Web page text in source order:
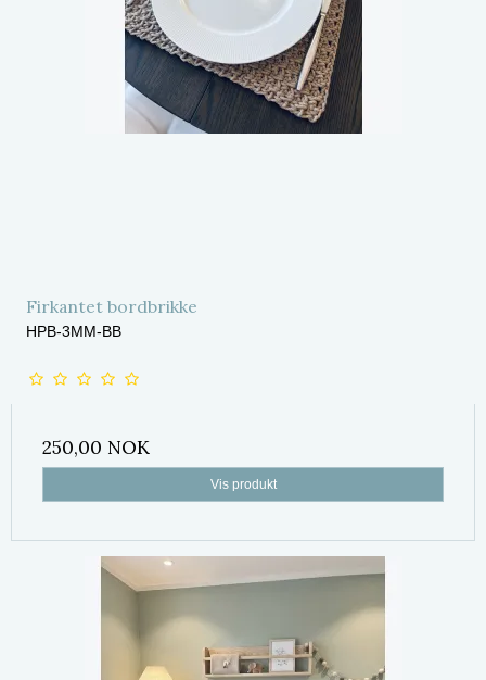
Firkantet bordbrikke
HPB-3MM-BB
250,00 NOK
Vis produkt